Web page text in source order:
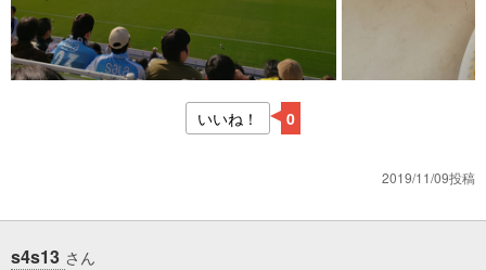
いいね！ 0
2019/11/09投稿
s4s13 さん